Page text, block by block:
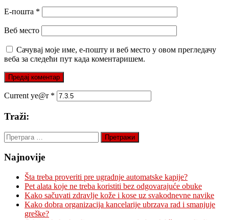
Е-пошта *
Веб место
Сачувај моје име, е-пошту и веб место у овом прегледачу
веба за следећи пут када коментаришем.
Current ye@r *
Traži:
Претрага
за:
Najnovije
Šta treba proveriti pre ugradnje automatske kapije?
Pet alata koje ne treba koristiti bez odgovarajuće obuke
Kako sačuvati zdravlje kože i kose uz svakodnevne navike
Kako dobra organizacija kancelarije ubrzava rad i smanjuje
greške?